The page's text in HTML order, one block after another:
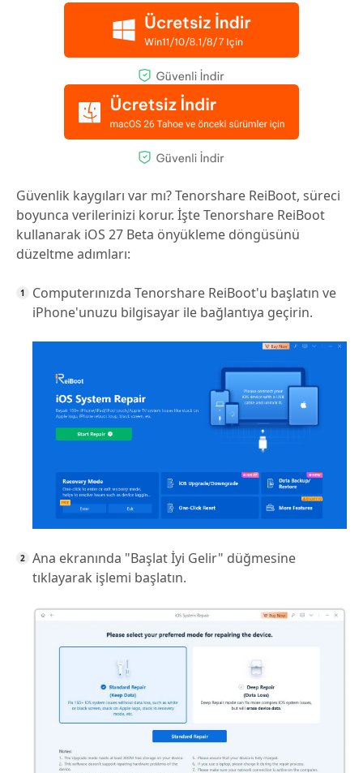
Güvenlik kaygıları var mı? Tenorshare ReiBoot, süreci
boyunca verilerinizi korur. İşte Tenorshare ReiBoot
kullanarak iOS 27 Beta önyükleme döngüsünü
düzeltme adımları:
Computerınızda Tenorshare ReiBoot'u başlatın ve
iPhone'unuzu bilgisayar ile bağlantıya geçirin.
Ana ekranında "Başlat İyi Gelir" düğmesine
tıklayarak işlemi başlatın.